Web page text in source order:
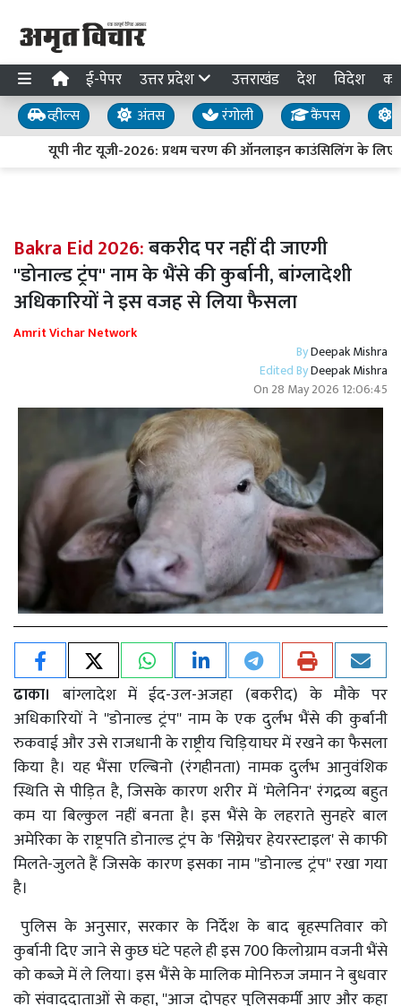
ई-पेपर उत्तर प्रदेश उत्तराखंड देश विदेश
व्हील्स अंतस रंगोली कैंपस
यूपी नीट यूजी-2026: प्रथम चरण की ऑनलाइन काउंसिलिंग के
Bakra Eid 2026:बकरीद पर नहीं दी जाएगी
''डोनाल्ड ट्रंप'' नाम के भैंसे की कुर्बानी, बांग्लादेशी
अधिकारियों ने इस वजह से लिया फैसला
Amrit Vichar Network
ByDeepak Mishra
Edited ByDeepak Mishra
On 28 May 2026 12:06:45
ढाका। बांग्लादेश में ईद-उल-अजहा (बकरीद) के मौके पर
अधिकारियों ने ''डोनाल्ड ट्रंप'' नाम के एक दुर्लभ भैंसे की कुर्बानी
रुकवाई और उसे राजधानी के राष्ट्रीय चिड़ियाघर में रखने का फैसला
किया है। यह भैंसा एल्बिनो (रंगहीनता) नामक दुर्लभ आनुवंशिक
स्थिति से पीड़ित है, जिसके कारण शरीर में 'मेलेनिन' रंगद्रव्य बहुत
कम या बिल्कुल नहीं बनता है। इस भैंसे के लहराते सुनहरे बाल
अमेरिका के राष्ट्रपति डोनाल्ड ट्रंप के 'सिग्नेचर हेयरस्टाइल' से काफी
मिलते-जुलते हैं जिसके कारण इसका नाम ''डोनाल्ड ट्रंप'' रखा गया
है।
पुलिस के अनुसार, सरकार के निर्देश के बाद बृहस्पतिवार को
कुर्बानी दिए जाने से कुछ घंटे पहले ही इस 700 किलोग्राम वजनी भैंसे
को कब्जे में ले लिया। इस भैंसे के मालिक मोनिरुज जमान ने बुधवार
को संवाददाताओं से कहा, ''आज दोपहर पुलिसकर्मी आए और कहा